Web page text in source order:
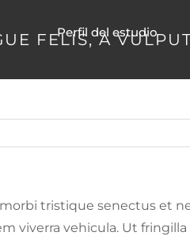
Perfil del estudio
FELIS, A
tristique senectus et
viverra vehicula. Ut